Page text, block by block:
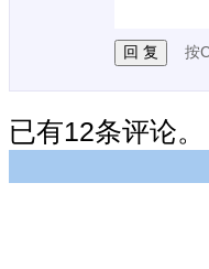
按
已有12条评论。